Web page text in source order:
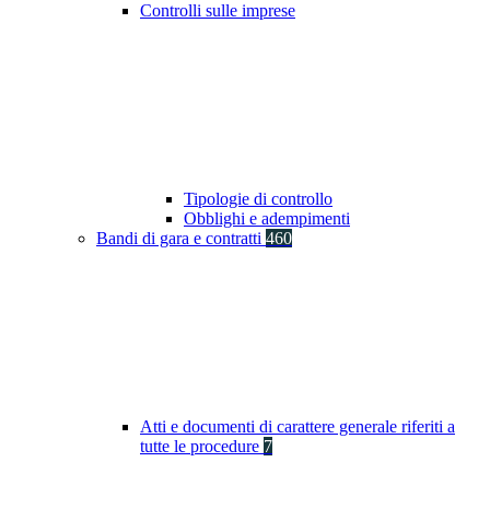
Controlli sulle imprese
Tipologie di controllo
Obblighi e adempimenti
Bandi di gara e contratti 460
Atti e documenti di carattere generale riferiti a
tutte le procedure 7